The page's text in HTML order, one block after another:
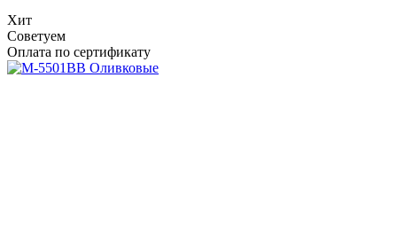
Хит
Советуем
Оплата по сертификату